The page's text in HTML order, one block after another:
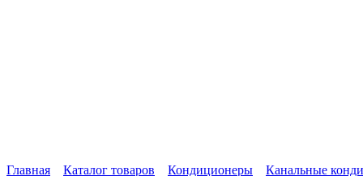
Главная Каталог товаров Кондиционеры Канальные